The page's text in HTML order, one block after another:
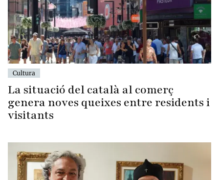
Cultura
La situació del català al comerç
genera noves queixes entre residents i
visitants